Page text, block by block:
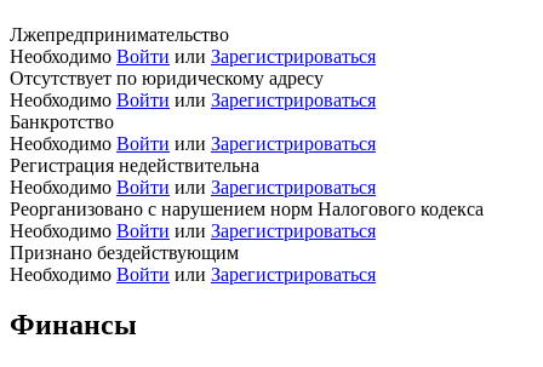
Лжепредпринимательство
Необходимо Войти или Зарегистрироваться
Отсутствует по юридическому адресу
Необходимо Войти или Зарегистрироваться
Банкротство
Необходимо Войти или Зарегистрироваться
Регистрация недействительна
Необходимо Войти или Зарегистрироваться
Реорганизовано с нарушением норм Налогового кодекса
Необходимо Войти или Зарегистрироваться
Признано бездействующим
Необходимо Войти или Зарегистрироваться
Финансы